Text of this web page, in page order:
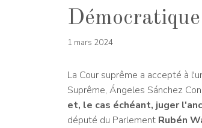
Démocratique
1 mars 2024
La Cour suprême a accepté à
Suprême, Ángeles Sánchez
et, le cas échéant, juger
député du Parlement Rubén